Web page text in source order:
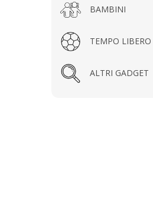
BAMBINI
TEMPO LIBERO
ALTRI GADGET